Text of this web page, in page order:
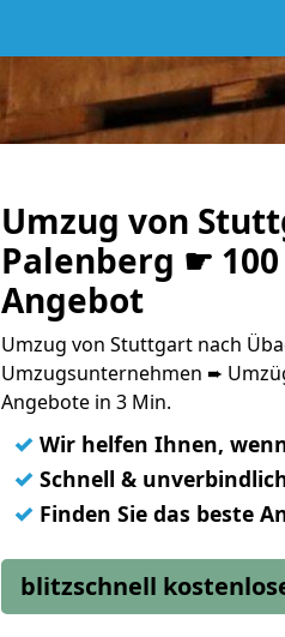
Umzug von
Palenberg ☛
Angebot
Umzug von Stuttgart nach
Umzugsunternehmen ➨
Angebote in 3 Min.
✓ Wir helfen Ihnen,
✓ Schnell &
✓ Finden Sie das beste
blitzschnell